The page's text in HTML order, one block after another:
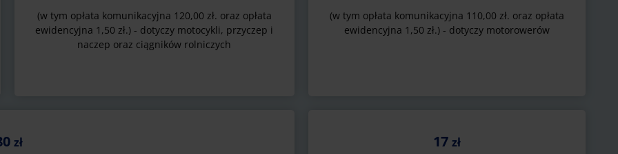
(w tym opłata komunikacyjna 120,00 zł. oraz opłata
ewidencyjna 1,50 zł.) - dotyczy motocykli, przyczep i
naczep oraz ciągników rolniczych
(w tym opłata komunikacyjna 110,00 zł. oraz opłata
ewidencyjna 1,50 zł.) - dotyczy motorowerów
zł 17 zł